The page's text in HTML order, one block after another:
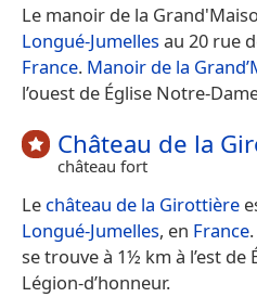
Le manoir de la
Longué-Jumellesau 20 rue
France. Manoir de la
l’ouest de Église Notre-
Château de la
château fort
Le château de la Girottière
Longué-Jumelles, en France.
se trouve à 1½ km à l’est de
Légion-d’honneur.